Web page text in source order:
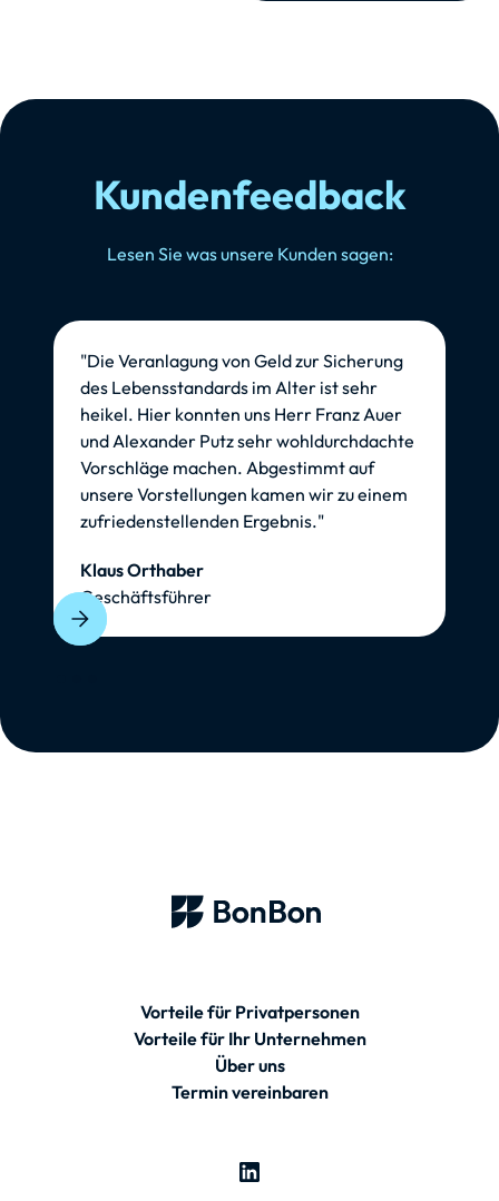
Kunden­feedback
Lesen Sie was unsere Kunden sagen:
"Die Veranlagung von Geld zur Sicherung
des Lebensstandards im Alter ist sehr
heikel. Hier konnten uns Herr Franz Auer
und Alexander Putz sehr wohldurchdachte
Vorschläge machen. Abgestimmt auf
unsere Vorstellungen kamen wir zu einem
zufriedenstellenden Ergebnis."
Klaus Orthaber
Geschäftsführer
Vorteile für Privatpersonen
Vorteile für Ihr Unternehmen
Über uns
Termin vereinbaren